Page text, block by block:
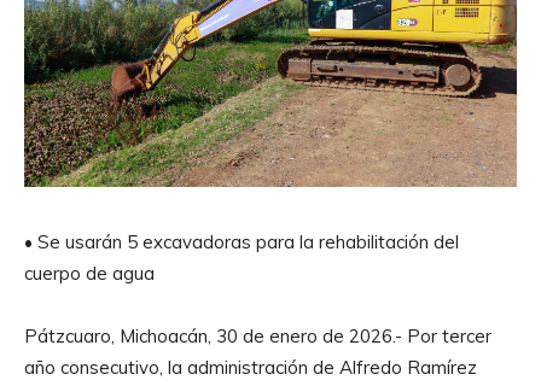
• Se usarán 5 excavadoras para la rehabilitación del
cuerpo de agua
Pátzcuaro, Michoacán, 30 de enero de 2026.- Por tercer
año consecutivo, la administración de Alfredo Ramírez